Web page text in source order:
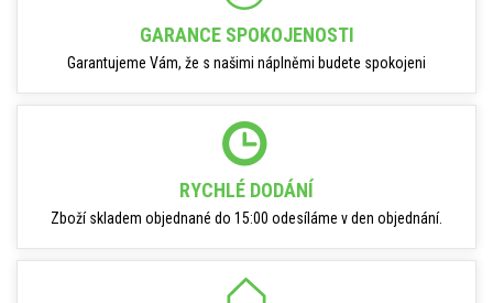
GARANCE SPOKOJENOSTI
Garantujeme Vám, že s našimi náplněmi budete spokojeni
RYCHLÉ DODÁNÍ
Zboží skladem objednané do 15:00 odesíláme v den objednání.